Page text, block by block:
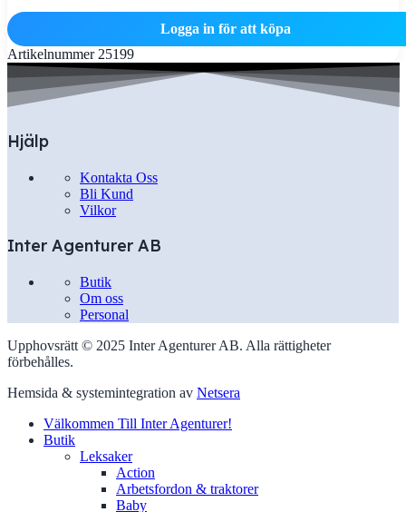
Logga in för att köpa
Artikelnummer 25199
Hjälp
Kontakta Oss
Bli Kund
Vilkor
Inter Agenturer AB
Butik
Om oss
Personal
Upphovsrätt © 2025 Inter Agenturer AB. Alla rättigheter
förbehålles.
Hemsida & systemintegration av Netsera
Välkommen Till Inter Agenturer!
Butik
Leksaker
Action
Arbetsfordon & traktorer
Baby